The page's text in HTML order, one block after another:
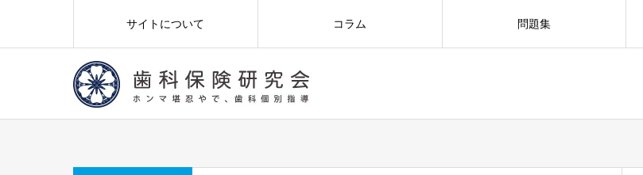
サイトについて コラム 問題集